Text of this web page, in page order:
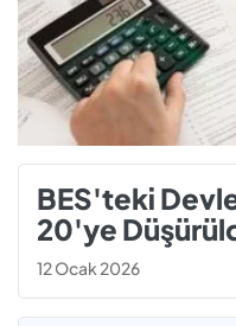
BES'teki
20'ye
12 Ocak 2026